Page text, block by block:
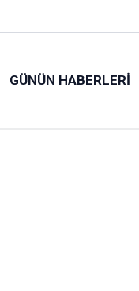
GÜNÜN HABERLERI